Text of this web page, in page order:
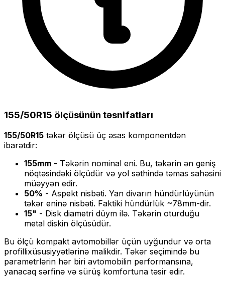
155/50R15 ölçüsünün təsnifatları
155/50R15 təkər ölçüsü üç əsas komponentdən
ibarətdir:
155mm - Təkərin nominal eni. Bu, təkərin ən geniş
nöqtəsindəki ölçüdür və yol səthində təmas sahəsini
müəyyən edir.
50% - Aspekt nisbəti. Yan divarın hündürlüyünün
təkər eninə nisbəti. Faktiki hündürlük ~78mm-dir.
15" - Disk diametri düym ilə. Təkərin oturduğu
metal diskin ölçüsüdür.
Bu ölçü kompakt avtomobillər üçün uyğundur və orta
profillixüsusiyyətlərinə malikdir. Təkər seçimində bu
parametrlərin hər biri avtomobilin performansına,
yanacaq sərfinə və sürüş komfortuna təsir edir.